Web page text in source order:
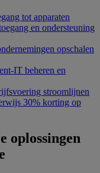
tot apparaten
en ondersteuning
opschalen
IT beheren en
stroomlijnen
30% korting op
oplossingen